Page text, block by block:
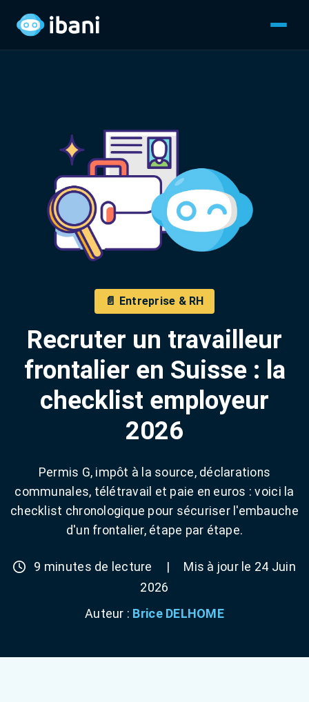
📄 Entreprise & RH
Recruter un travailleur
frontalier en Suisse : la
checklist employeur
2026
Permis G, impôt à la source, déclarations
communales, télétravail et paie en euros : voici la
checklist chronologique pour sécuriser l'embauche
d'un frontalier, étape par étape.
9 minutes de lecture |
Mis à jour le 24 Juin
2026
Auteur : Brice DELHOME